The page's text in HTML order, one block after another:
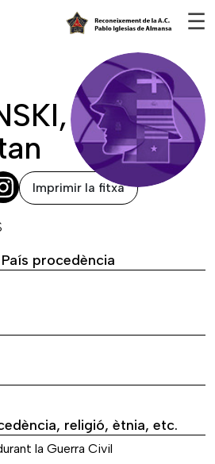
☰
Imprimir la fitxa
procedència
religió, ètnia, etc.
la Guerra Civil